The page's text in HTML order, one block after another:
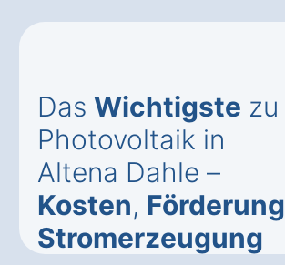
Das Wichtigste zu
Photovoltaik in
Altena Dahle –
Kosten, Förderung
Stromerzeugung